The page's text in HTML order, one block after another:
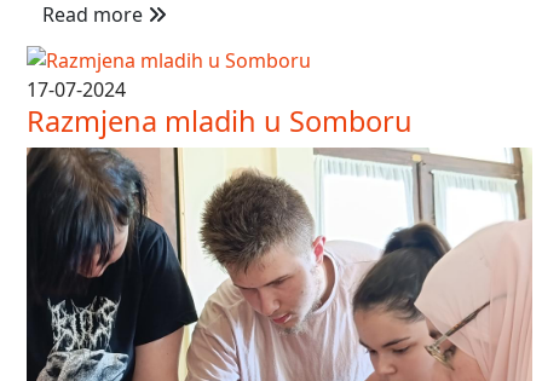
Read more
17-07-2024
Razmjena mladih u Somboru